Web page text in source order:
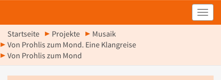
Startseite Projekte
Musaik
Von Prohlis zum Mond. Eine Klangreise
Von Prohlis zum Mond